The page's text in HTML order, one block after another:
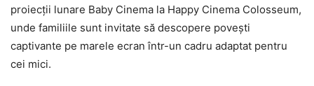
proiecții lunare Baby Cinema la Happy Cinema Colosseum,
unde familiile sunt invitate să descopere povești
captivante pe marele ecran într-un cadru adaptat pentru
cei mici.